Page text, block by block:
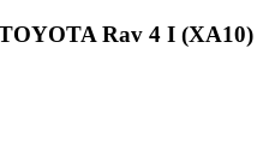
Rav 4 I (XA10)